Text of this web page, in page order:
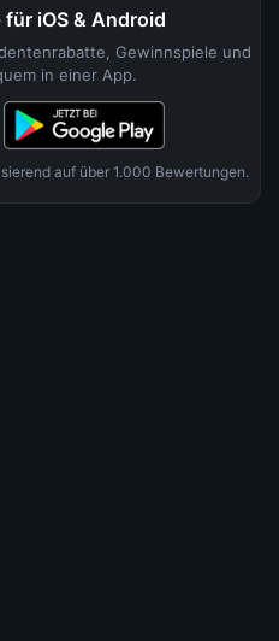
iOS & Android
Gewinnspiele und
in einer App.
auf über 1.000 Bewertungen.